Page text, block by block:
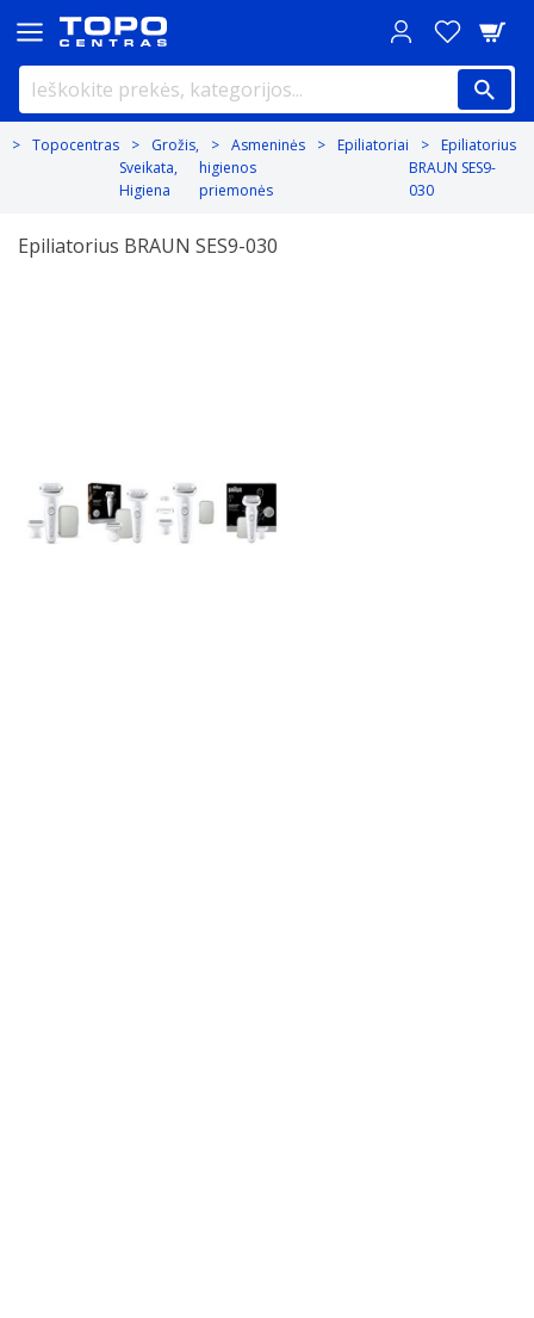
Topocentras
Grožis,
Sveikata,
Higiena
Asmeninės
higienos
priemonės
Epiliatoriai
Epiliatorius
BRAUN SES9-
030
Epiliatorius BRAUN SES9-030